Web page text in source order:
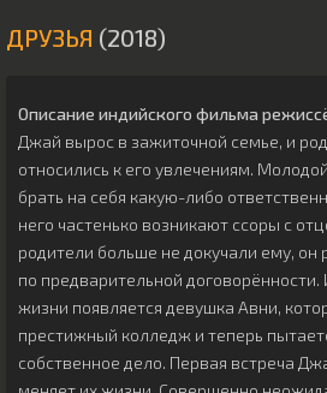
ДРУЗЬЯ (2018)
Описание индийского фильма
Джай вырос в зажиточной семье, и
относились к его увлечениям.
брать на себя какую-либо
него частенько возникают ссоры с
родители больше не докучали ему, он
по предварительной договорённости.
жизни появляется девушка Авни,
престижный колледж и теперь
собственное дело. Первая встреча